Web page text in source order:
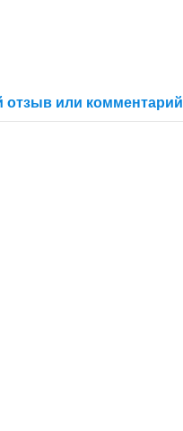
отзыв или комментарий